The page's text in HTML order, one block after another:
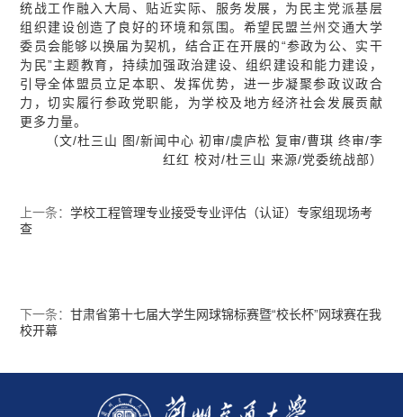
统战工作融入大局、贴近实际、服务发展，为民主党派基层
组织建设创造了良好的环境和氛围。希望民盟兰州交通大学
委员会能够以换届为契机，结合正在开展的“参政为公、实干
为民”主题教育，持续加强政治建设、组织建设和能力建设，
引导全体盟员立足本职、发挥优势，进一步凝聚参政议政合
力，切实履行参政党职能，为学校及地方经济社会发展贡献
更多力量。
（文/杜三山 图/新闻中心 初审/虞庐松 复审/曹琪 终审/李
红红 校对/杜三山 来源/党委统战部）
上一条：学校工程管理专业接受专业评估（认证）专家组现场考
查
下一条：甘肃省第十七届大学生网球锦标赛暨“校长杯”网球赛在我
校开幕